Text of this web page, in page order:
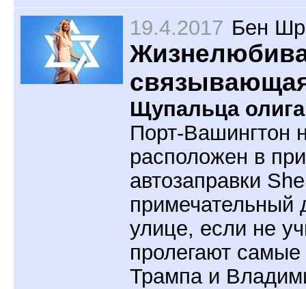
19.4.2017 Бен
Щупальца
Порт-Вашингтон
расположен в
автозаправки
примечательный
улице, если не
пролегают
Трампа и